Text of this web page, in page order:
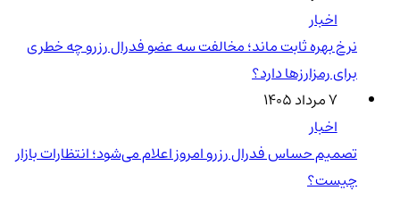
اخبار
نرخ بهره ثابت ماند؛ مخالفت سه عضو فدرال رزرو چه خطری
برای رمزارزها دارد؟
۷ مرداد ۱۴۰۵
اخبار
تصمیم حساس فدرال رزرو امروز اعلام می‌شود؛ انتظارات بازار
چیست؟